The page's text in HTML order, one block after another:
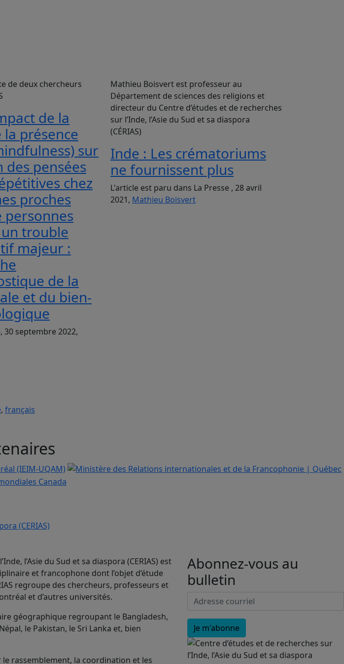
de deux chercheurs
de la
présence
sur
des pensées
chez
proches
personnes
trouble
majeur :
de la
et du bien-
30 septembre 2022,
Mathieu Boisvert est professeur au
Département de sciences des religions et
directeur du Centre d’études et de recherches
sur l’Inde, l’Asie du Sud et sa diaspora
(CÉRIAS)
Inde : Les crématoriums
ne fournissent plus
L'article est paru dans La Presse , 28 avril
2021, Mathieu Boisvert
, français
l’Asie du Sud et sa diaspora (CERIAS) est
et francophone dont l’objet d’étude
regroupe des chercheurs, professeurs et
et d’autres universités.
géographique regroupant le Bangladesh,
le Pakistan, le Sri Lanka et, bien
le rassemblement, la coordination et les
Abonnez-vous au
bulletin